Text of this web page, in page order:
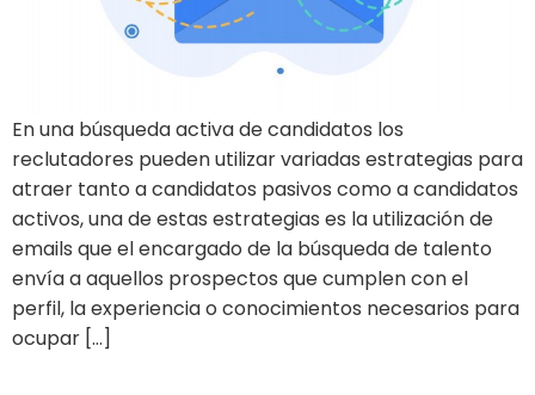
En una búsqueda activa de candidatos los
reclutadores pueden utilizar variadas estrategias para
atraer tanto a candidatos pasivos como a candidatos
activos, una de estas estrategias es la utilización de
emails que el encargado de la búsqueda de talento
envía a aquellos prospectos que cumplen con el
perfil, la experiencia o conocimientos necesarios para
ocupar […]